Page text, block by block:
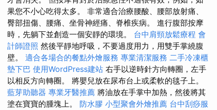
果您不小心吃得太多。 非常適合治療腰酸、腰部放射痛、
臀部扭傷、腰痛、坐骨神經痛、脊椎疾病。 進行腹部按摩
時，先躺下並創造一個安靜的環境。 台中肩頸放鬆療程 會
計師證照 然後平靜地呼吸，不要過度用力，用雙手掌繞腹
壁。 適合各場合的餐點外燴服務 專業清潔服務 二手冷凍櫃
墊下巴 使用WordPress建站 右手以逆時針方向轉圈，左手
以相反方向轉圈。 將嬰兒放在尿布台上或柔軟的毯子上。
藍芽助聽器 專業牙醫推薦 將油放在手掌中加熱，然後將其
塗在寶寶的腫塊上。 防水膠 小型聚會外燴推薦 台中刮痧服